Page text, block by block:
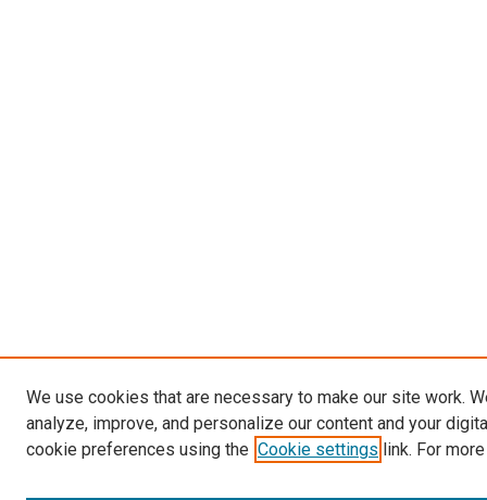
We use cookies that are necessary to make our site work.
analyze, improve, and personalize our content and your
cookie preferences using the Cookie settings link. For